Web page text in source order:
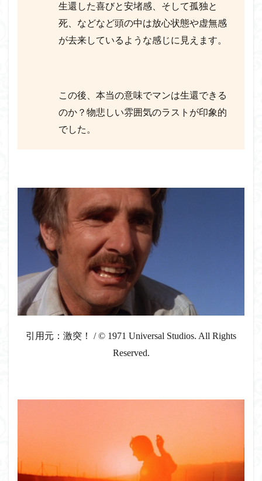
生還した喜びと安堵感、そして孤独と
死、などなど頭の中は放心状態や虚無感
が去来しているような感じに見えます。
この後、本当の意味でマンは生還できる
のか？物悲しい雰囲気のラストが印象的
でした。
引用元：激突！ / © 1971 Universal Studios. All Rights
Reserved.